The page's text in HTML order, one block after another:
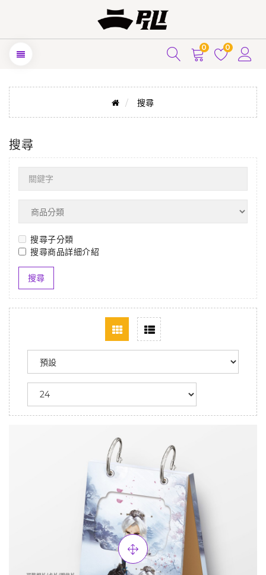
0 0
搜尋
搜尋
搜尋子分類
搜尋商品詳細介紹